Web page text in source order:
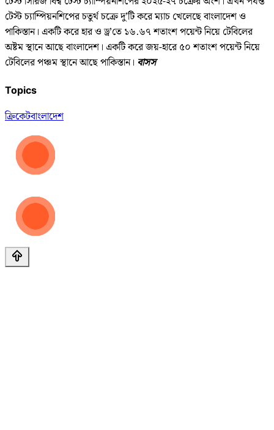
টেস্ট চ্যাম্পিয়নশিপের চতুর্থ চক্রে দু’টি করে ম্যাচ খেলেছে বাংলাদেশ ও
পাকিস্তান। একটি করে হার ও ড্র’তে ১৬.৬৭ শতাংশ পয়েন্ট নিয়ে টেবিলের
অষ্টম স্থানে আছে বাংলাদেশ। একটি করে জয়-হারে ৫০ শতাংশ পয়েন্ট নিয়ে
টেবিলের পঞ্চম স্থানে আছে পাকিস্তান। বাসস
Topics
ক্রিকেটবাংলাদেশ